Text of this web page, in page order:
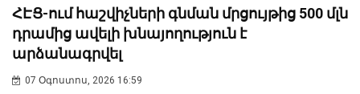
ՀԷՑ-ում հաշվիչների գնման մրցույթից 500 մլն
դրամից ավելի խնայողություն է
արձանագրվել
07 Օգոստոս, 2026 16:59